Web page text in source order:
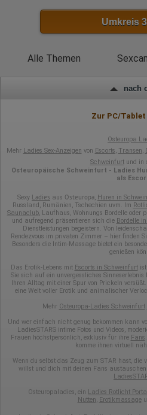
Informationen verarbeiten.
Herausgeber:
Erhobene Daten:
Datum und Uhrzeit des Besuchs
Geografischer Standort
Mausbewegungen
Eindeutige Gerätekennung
Sprachinformationen
Gerätebestriebssystem
Domain-Name
Eindeutige Benutzerkennung
Antworten auf Umfragen
Ort der Verarbeitung:
Europäische Union
Rechtliche Grundlage der
Art. 6 Abs. 1 S. 1 lit. a DSGVO
Umkreis
Alle Themen
nach
Zur PC/
Osteuropa
Mehr Ladies Sex-Anzeigen von Escorts, Transen,
Schweinfurtund in
Osteuropäische Schweinfurt - Ladies
als
Sexy Ladies aus Osteuropa, Huren in
Russland, Rumänien, Tschechien uvm. Im
Saunaclub, Laufhaus, Wohnungs Bordelle oder
und aufregend präsentieren sich die Bordelle
Dienstleistungen begeistern. Von
Rendezvous im privaten Zimmer – hier finden
Besonders die Intim-Massage bietet ein
genießen
Das Erotik-Lebens mit Escorts in Schweinfurtist
Sie sich auf ein unvergessliches
Ihren Alltag mit einer Spur von Prickeln
eine Welt voller Erotik und animalischer
Mehr Osteuropa-Ladies Schweinfurt
Und wer einfach nicht genug bekommen kann
LadiesSTARS intime Fotos und Videos,
Frauen höchstpersönlich, exklusiv für ihre Fans
komme ihnen virtuell
Wenn du selbst das Zeug zum STAR hast, die
willst und dich mit deinen Fans
Osteuropaladies, ein Ladies Rotlicht Portal
Nutten, Erotikmassage